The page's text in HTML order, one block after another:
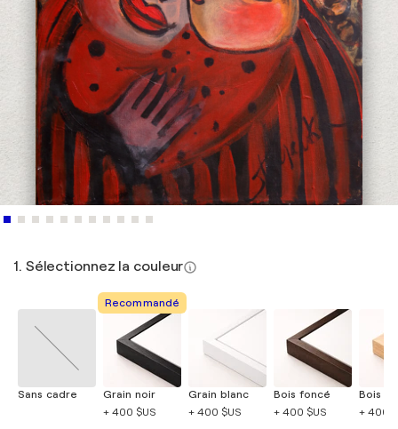
1. Sélectionnez la couleur
Sans cadre
Recommandé
Grain noir
+ 400 $US
Grain blanc
+ 400 $US
Bois foncé
+ 400 $US
Bois
+ 400